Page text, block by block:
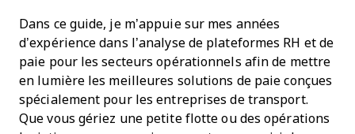
Dans ce guide, je m’appuie sur mes années
d’expérience dans l’analyse de plateformes RH et de
paie pour les secteurs opérationnels afin de mettre
en lumière les meilleures solutions de paie conçues
spécialement pour les entreprises de transport.
Que vous gériez une petite flotte ou des opérations